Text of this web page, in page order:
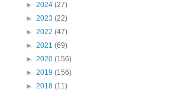
► 2024 (27)
► 2023 (22)
► 2022 (47)
► 2021 (69)
► 2020 (156)
► 2019 (156)
► 2018 (11)